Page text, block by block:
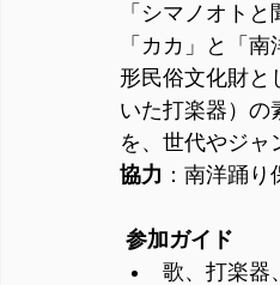
「シマノオト
「カカ」と「
形民俗文化財と
いた打楽器）の
を、世代やジャ
協力 ：南洋踊
参加ガイド
歌、打楽器